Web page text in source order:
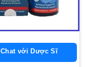
Chat với Dược Sĩ